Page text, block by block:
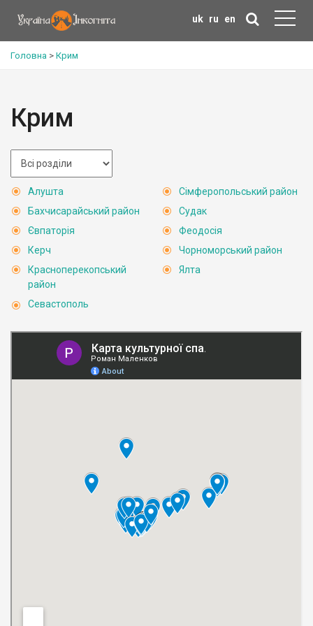
uk ru en
Головна > Крим
Крим
Алушта
Бахчисарайський район
Євпаторія
Керч
Красноперекопський
район
Севастополь
Сімферопольський район
Судак
Феодосія
Чорноморський район
Ялта